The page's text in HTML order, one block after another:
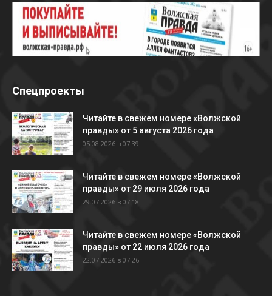
Спецпроекты
Читайте в свежем номере «Волжской
правды» от 5 августа 2026 года
05.08.2026 в 07:39
Читайте в свежем номере «Волжской
правды» от 29 июля 2026 года
29.07.2026 в 07:18
Читайте в свежем номере «Волжской
правды» от 22 июля 2026 года
22.07.2026 в 07:26